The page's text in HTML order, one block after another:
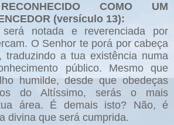
COMO UM
(versículo 13):
será notada e reverenciada por
O Senhor te porá por cabeça
traduzindo a tua existência numa
público. Mesmo que
humilde, desde que obedeças
do Altíssimo, serás o mais
área. É demais isto? Não, é
divina que será cumprida.